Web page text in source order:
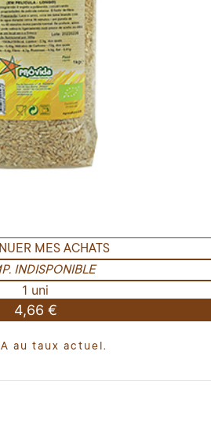
MES ACHATS
INDISPONIBLE
1 uni
4,66 €
au taux actuel.